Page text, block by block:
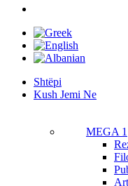
Menu
Menu
Shtëpi
Kush Jemi Ne
MEGA 1